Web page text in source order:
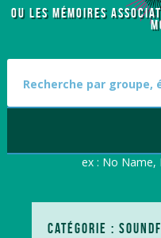
OU LES MÉMOIRES
ex : No Name,
CATÉGORIE :